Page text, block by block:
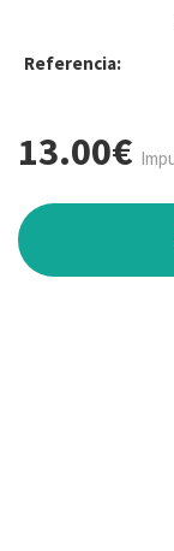
Referencia:
13.00€